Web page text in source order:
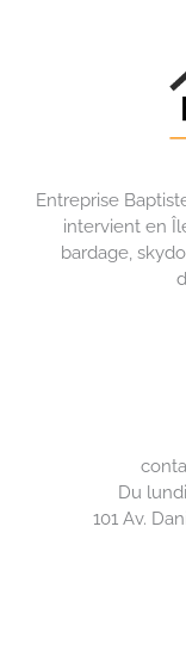
Entreprise
intervient en
bardage,
Du
101 Av.